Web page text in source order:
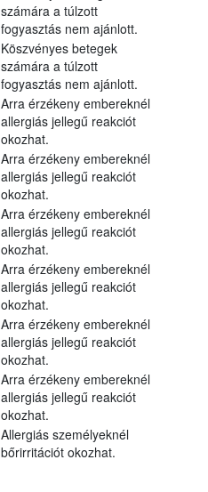
számára a túlzott
fogyasztás nem ajánlott.
Köszvényes betegek
számára a túlzott
fogyasztás nem ajánlott.
Arra érzékeny embereknél
allergiás jellegű reakciót
okozhat.
Arra érzékeny embereknél
allergiás jellegű reakciót
okozhat.
Arra érzékeny embereknél
allergiás jellegű reakciót
okozhat.
Arra érzékeny embereknél
allergiás jellegű reakciót
okozhat.
Arra érzékeny embereknél
allergiás jellegű reakciót
okozhat.
Arra érzékeny embereknél
allergiás jellegű reakciót
okozhat.
Allergiás személyeknél
bőrirritációt okozhat.